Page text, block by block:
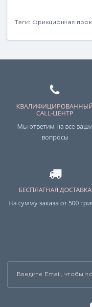
Теги: Фрикционная
CALL-ЦЕНТР
Мы ответим на все ваши
вопросы
БЕСПЛАТНАЯ ДОСТАВКА
На сумму заказа от 500